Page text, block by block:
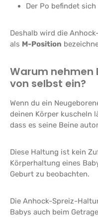
Der Po befindet
Deshalb wird die
als M-Position
Warum nehmen
von selbst ein?
Wenn du ein
deinen Körper kuscheln
dass es seine Beine
Diese Haltung ist kein
Körperhaltung eines
Geburt zu beobachten.
Die Anhock-Spreiz-
Babys auch beim